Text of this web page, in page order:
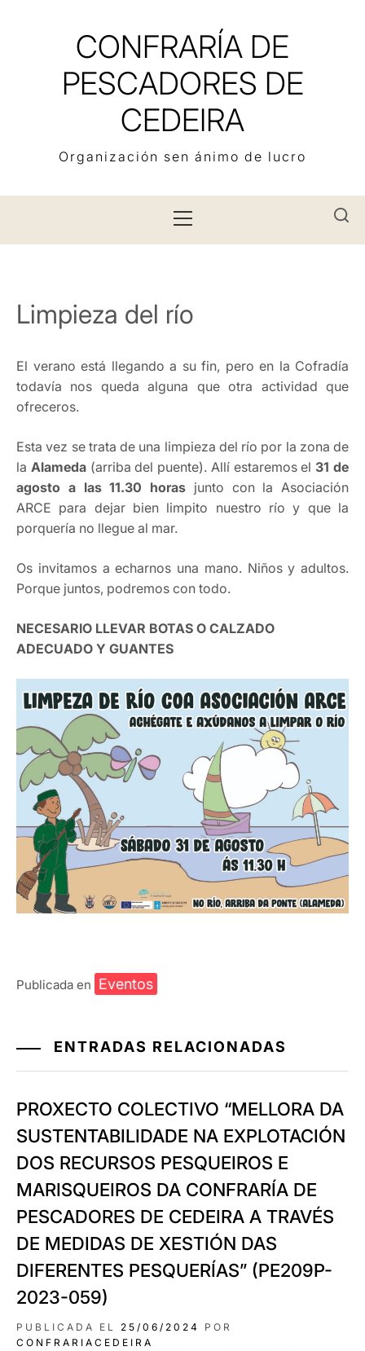
CONFRARÍA DE
PESCADORES DE
CEDEIRA
Organización sen ánimo de lucro
principal
Limpieza del río
El verano está llegando a su fin, pero en la Cofradía
todavía nos queda alguna que otra actividad que
ofreceros.
Esta vez se trata de una limpieza del río por la zona de
la Alameda(arriba del puente). Allí estaremos el 31 de
agosto a las 11.30 horas junto con la Asociación
ARCE para dejar bien limpito nuestro río y que la
porquería no llegue al mar.
Os invitamos a echarnos una mano. Niños y adultos.
Porque juntos, podremos con todo.
NECESARIO LLEVAR BOTAS O CALZADO
ADECUADO Y GUANTES
Publicada en Eventos
ENTRADAS RELACIONADAS
PROXECTO COLECTIVO “MELLORA DA
SUSTENTABILIDADE NA EXPLOTACIÓN
DOS RECURSOS PESQUEIROS E
MARISQUEIROS DA CONFRARÍA DE
PESCADORES DE CEDEIRA A TRAVÉS
DE MEDIDAS DE XESTIÓN DAS
DIFERENTES PESQUERÍAS” (PE209P-
2023-059)
PUBLICADA EL 25/06/2024
POR
CONFRARIACEDEIRA